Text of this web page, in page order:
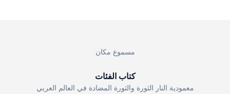
مسموع مكان
كتاب الفئات
معمودية النار الثورة والثورة المضادة في العالم العربي